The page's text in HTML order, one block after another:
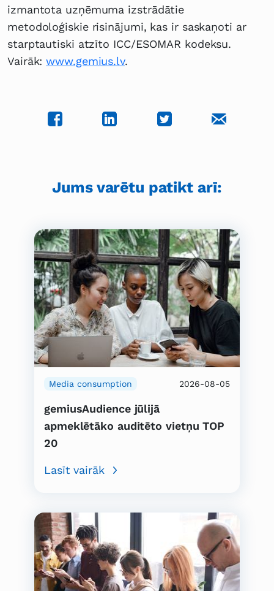
izmantota uzņēmuma izstrādātie
metodoloģiskie risinājumi, kas ir saskaņoti ar
starptautiski atzīto ICC/ESOMAR kodeksu.
Vairāk:www.gemius.lv.
Jums varētu patikt arī:
Media consumption 2026-08-05
gemiusAudience jūlijā
apmeklētāko auditēto vietņu TOP
20
Lasīt vairāk